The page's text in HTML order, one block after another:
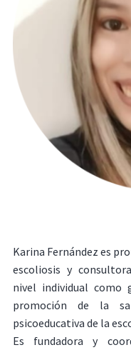
Karina Fernández es
escoliosis y
nivel individual como
promoción de la
psicoeducativa de la
Es fundadora y